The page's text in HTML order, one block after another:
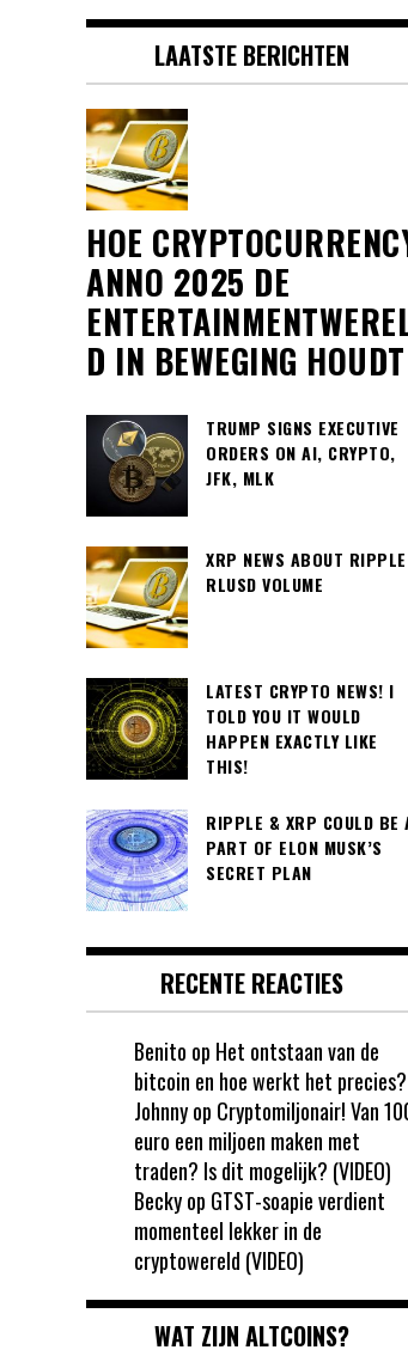
LAATSTE BERICHTEN
HOE
ANNO 2025 DE
D IN BEWEGING HOUDT
TRUMP SIGNS EXECUTIVE
ORDERS ON AI, CRYPTO,
JFK, MLK
XRP NEWS ABOUT RIPPLE
RLUSD VOLUME
LATEST CRYPTO NEWS! I
TOLD YOU IT WOULD
HAPPEN EXACTLY LIKE
THIS!
RIPPLE & XRP COULD BE
PART OF ELON MUSK’S
SECRET PLAN
RECENTE REACTIES
Benito op Het ontstaan van de
bitcoin en hoe werkt het precies?
Johnnyop Cryptomiljonair! Van
euro een miljoen maken met
traden? Is dit mogelijk? (VIDEO)
Beckyop GTST-soapie verdient
momenteel lekker in de
cryptowereld (VIDEO)
WAT ZIJN ALTCOINS?